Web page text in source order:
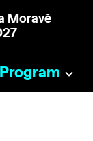
Moravě
Program